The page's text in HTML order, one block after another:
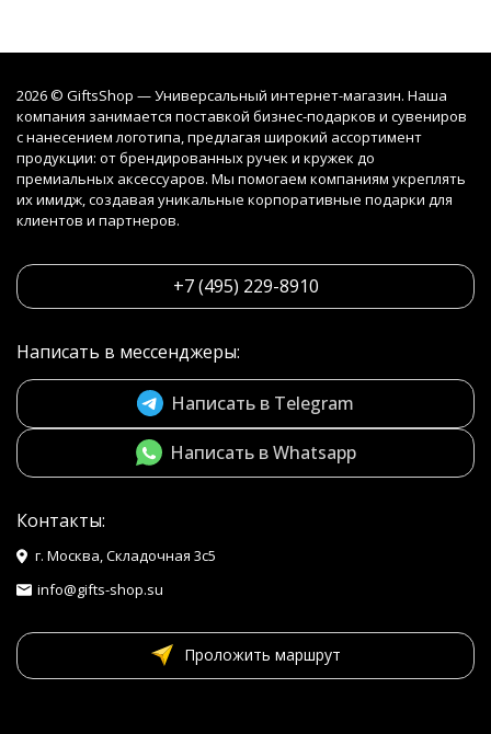
2026 © GiftsShop — Универсальный интернет-магазин. Наша
компания занимается поставкой бизнес-подарков и сувениров
с нанесением логотипа, предлагая широкий ассортимент
продукции: от брендированных ручек и кружек до
премиальных аксессуаров. Мы помогаем компаниям укреплять
их имидж, создавая уникальные корпоративные подарки для
клиентов и партнеров.
+7 (495) 229-8910
Написать в мессенджеры:
Написать в Telegram
Написать в Whatsapp
Контакты:
г. Москва, Складочная 3с5
info@gifts-shop.su
Проложить маршрут